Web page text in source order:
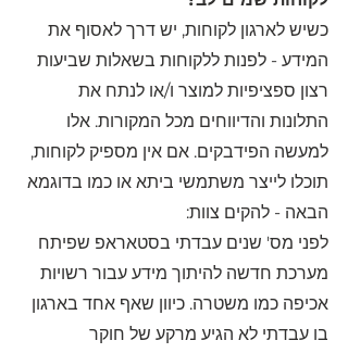
כשיש לארגון לקוחות, יש דרך לאסוף את
המידע - לפנות ללקוחות בשאלות שביעות
רצון ספציפיות למוצר ו/או לנתח את
התלונות והדיווחים מכל המקורות. אלו
למעשה הפידבקים. אם אין מספיק לקוחות,
תוכלו לייצר משתמשי ביתא או כמו בדוגמא
הבאה - להקים צוות:
לפני מס' שנים עבדתי בסטאראפ שפיתח
מערכת חדשה להיתוך מידע עבור רשויות
אכיפה כמו משטרה. כיוון שאף אחד בארגון
בו עבדתי לא הגיע מרקע של חוקר